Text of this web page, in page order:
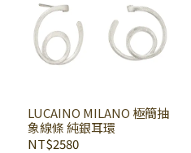
LUCAINO MILANO 極簡抽
象線條 純銀耳環
NT$2580